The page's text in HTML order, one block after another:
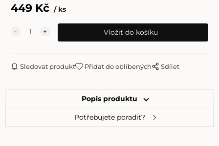
449Kč ks
Sledovat produkt Přidat do oblíbených Sdílet
Popis produktu
Potřebujete poradit?